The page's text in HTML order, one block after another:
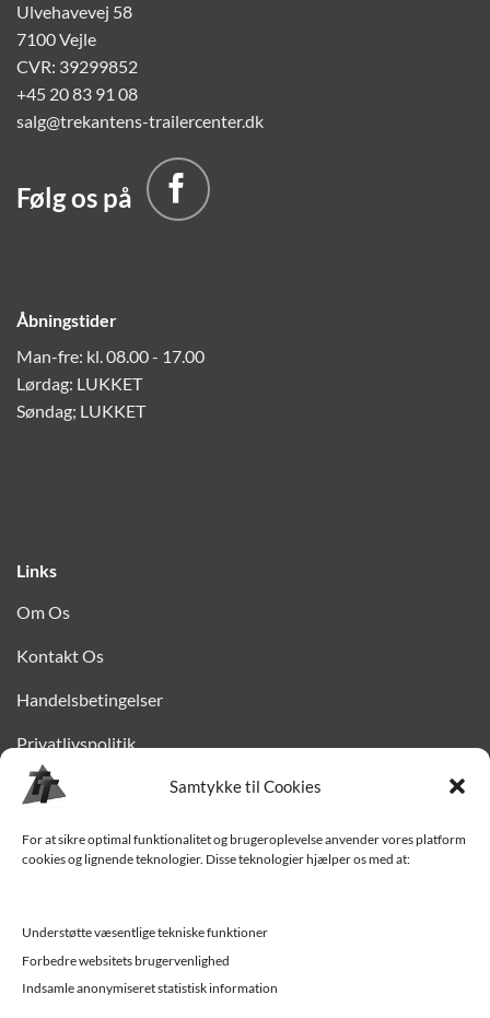
Samtykke til Cookies
For at sikre optimal funktionalitet og brugeroplevelse anvender vores platform
cookies og lignende teknologier. Disse teknologier hjælper os med at:
Understøtte væsentlige tekniske funktioner
Forbedre websitets brugervenlighed
Indsamle anonymiseret statistisk information
Ulvehavevej 58
7100 Vejle
CVR: 39299852
+45 20 83 91 08
salg@trekantens-trailercenter.dk
Følg os på
Åbningstider
Man-fre: kl. 08.00 - 17.00
Lørdag: LUKKET
Søndag; LUKKET
Links
Om Os
Kontakt Os
Handelsbetingelser
Privatlivspolitik
Finansiering
Levering til Sjælland
Værksted